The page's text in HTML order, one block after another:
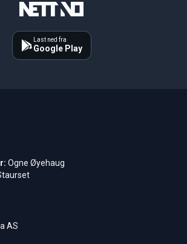
Last ned fra
Google Play
Ogne Øyehaug
AS